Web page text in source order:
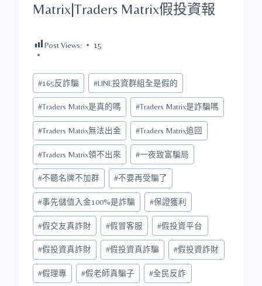
Matrix|Traders Matrix假投資報
Post Views: 15
Post
Tags:
#165反詐騙 #LINE投資群組全是假的
#Traders Matrix是真的嗎 #Traders Matrix是詐騙嗎
#Traders Matrix無法出金 #Traders Matrix追回
#Traders Matrix領不出來 #一夜致富騙局
#不聽名牌不加群 #不要再受騙了
#事先儲值入金100%是詐騙 #保證獲利
#假交友真詐財 #假冒客服 #假投資平台
#假投資真詐財 #假投資真詐騙 #假投資詐財
#假理專 #假老師真騙子 #全民反詐